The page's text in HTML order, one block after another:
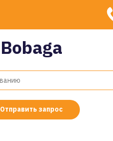
Bobaga
Отправить запрос